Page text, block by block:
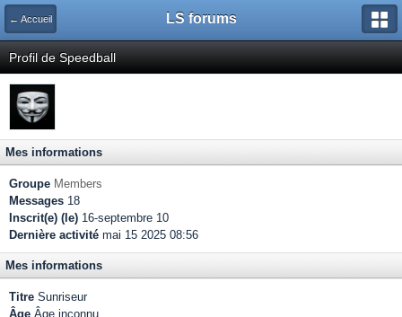
← Accueil LS forums
Profil de Speedball
Mes informations
Groupe Members
Messages 18
Inscrit(e) (le) 16-septembre 10
Dernière activité mai 15 2025 08:56
Mes informations
Titre Sunriseur
Âge Âge inconnu